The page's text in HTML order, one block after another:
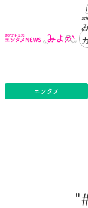
エンタメ